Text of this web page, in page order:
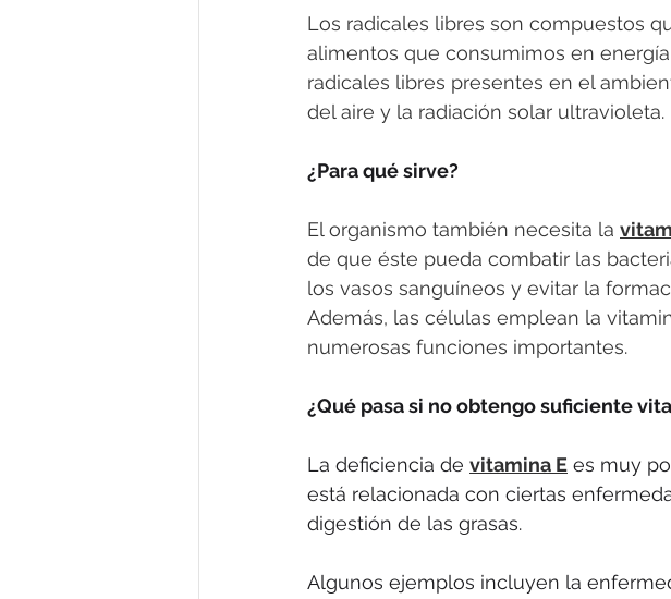
Los radicales libres son compuestos
alimentos que consumimos en
radicales libres presentes en el
del aire y la radiación solar ultravioleta.
¿Para qué sirve?
El organismo también necesita la
de que éste pueda combatir las
los vasos sanguíneos y evitar la
Además, las células emplean la
numerosas funciones importantes.
¿Qué pasa si no obtengo suficiente
La deficiencia de vitamina E es muy
está relacionada con ciertas
digestión de las grasas.
Algunos ejemplos incluyen la